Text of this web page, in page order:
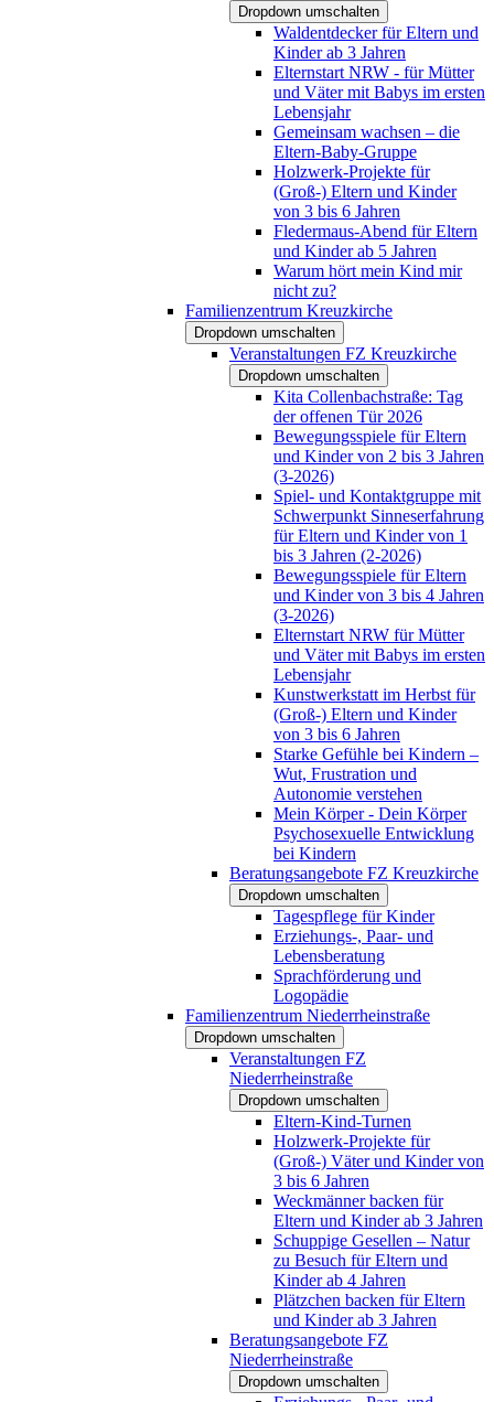
Dropdown umschalten
Waldentdecker für Eltern und
Kinder ab 3 Jahren
Elternstart NRW - für Mütter
und Väter mit Babys im ersten
Lebensjahr
Gemeinsam wachsen – die
Eltern-Baby-Gruppe
Holzwerk-Projekte für
(Groß-) Eltern und Kinder
von 3 bis 6 Jahren
Fledermaus-Abend für Eltern
und Kinder ab 5 Jahren
Warum hört mein Kind mir
nicht zu?
Familienzentrum Kreuzkirche
Dropdown umschalten
Veranstaltungen FZ Kreuzkirche
Dropdown umschalten
Kita Collenbachstraße: Tag
der offenen Tür 2026
Bewegungsspiele für Eltern
und Kinder von 2 bis 3 Jahren
(3-2026)
Spiel- und Kontaktgruppe mit
Schwerpunkt Sinneserfahrung
für Eltern und Kinder von 1
bis 3 Jahren (2-2026)
Bewegungsspiele für Eltern
und Kinder von 3 bis 4 Jahren
(3-2026)
Elternstart NRW für Mütter
und Väter mit Babys im ersten
Lebensjahr
Kunstwerkstatt im Herbst für
(Groß-) Eltern und Kinder
von 3 bis 6 Jahren
Starke Gefühle bei Kindern –
Wut, Frustration und
Autonomie verstehen
Mein Körper - Dein Körper
Psychosexuelle Entwicklung
bei Kindern
Beratungsangebote FZ Kreuzkirche
Dropdown umschalten
Tagespflege für Kinder
Erziehungs-, Paar- und
Lebensberatung
Sprachförderung und
Logopädie
Familienzentrum Niederrheinstraße
Dropdown umschalten
Veranstaltungen FZ
Niederrheinstraße
Dropdown umschalten
Eltern-Kind-Turnen
Holzwerk-Projekte für
(Groß-) Väter und Kinder von
3 bis 6 Jahren
Weckmänner backen für
Eltern und Kinder ab 3 Jahren
Schuppige Gesellen – Natur
zu Besuch für Eltern und
Kinder ab 4 Jahren
Plätzchen backen für Eltern
und Kinder ab 3 Jahren
Beratungsangebote FZ
Niederrheinstraße
Dropdown umschalten